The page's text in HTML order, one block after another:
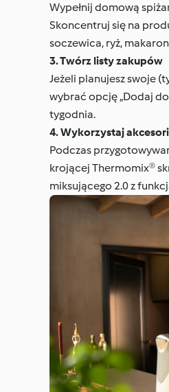
Wypełnij domową
Skoncentruj się na
soczewica, ryż,
3. Twórz listy zakupów
Jeżeli planujesz swoje
wybrać opcję „Dodaj
tygodnia.
4. Wykorzystaj
Podczas
krojącej Thermomix®
miksującego 2.0 z